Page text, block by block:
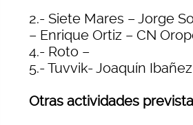
2.- Siete Mares – Jorge
– Enrique Ortiz – CN
4.- Roto –
5.- Tuvvik- Joaquín
Otras actividades